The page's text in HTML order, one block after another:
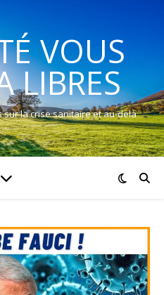
VOUS
LIBRES
la crise sanitaire et au-delà